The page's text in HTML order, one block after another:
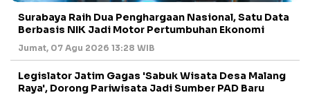
Surabaya Raih Dua Penghargaan Nasional, Satu Data
Berbasis NIK Jadi Motor Pertumbuhan Ekonomi
Jumat, 07 Agu 2026 13:28 WIB
Legislator Jatim Gagas 'Sabuk Wisata Desa Malang
Raya', Dorong Pariwisata Jadi Sumber PAD Baru